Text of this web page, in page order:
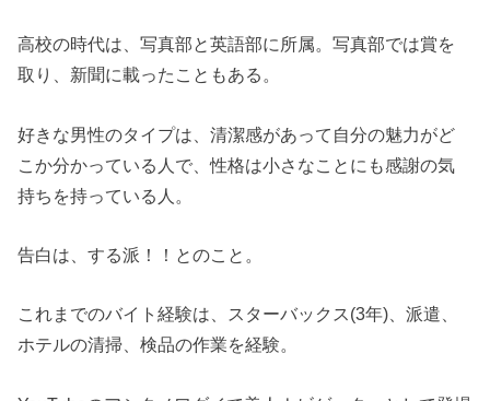
高校の時代は、写真部と英語部に所属。写真部では賞を
取り、新聞に載ったこともある。
好きな男性のタイプは、清潔感があって自分の魅力がど
こか分かっている人で、性格は小さなことにも感謝の気
持ちを持っている人。
告白は、する派！！とのこと。
これまでのバイト経験は、スターバックス(3年)、派遣、
ホテルの清掃、検品の作業を経験。